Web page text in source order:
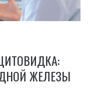
ЖЕЛЕЗЫ